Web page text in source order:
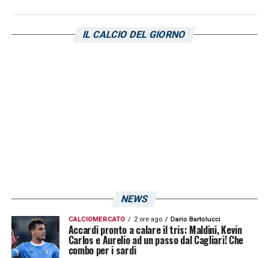
IL CALCIO DEL GIORNO
NEWS
CALCIOMERCATO 2 ore ago Dario Bartolucci
Accardi pronto a calare il tris: Maldini, Kevin
Carlos e Aurelio ad un passo dal Cagliari! Che
combo per i sardi